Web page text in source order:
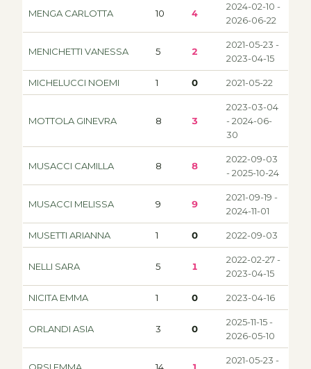
MENGA CARLOTTA 10 4
2024-02-10 -
2026-06-22
MENICHETTI VANESSA 5 2
2021-05-23 -
2023-04-15
MICHELUCCI NOEMI 1 0 2021-05-22
MOTTOLA GINEVRA 8 3
2023-03-04
- 2024-06-
30
MUSACCI CAMILLA 8 8
2022-09-03
- 2025-10-24
MUSACCI MELISSA 9 9
2021-09-19 -
2024-11-01
MUSETTI ARIANNA 1 0 2022-09-03
NELLI SARA 5 1
2022-02-27 -
2023-04-15
NICITA EMMA 1 0 2023-04-16
ORLANDI ASIA 3 0
2025-11-15 -
2026-05-10
2021-05-23 -